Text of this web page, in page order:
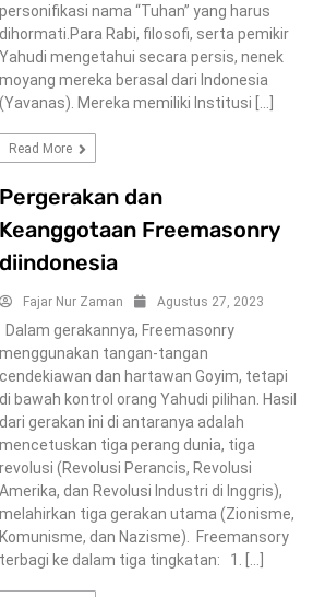
personifikasi nama “Tuhan” yang harus
Rabi, filosofi, serta pemikir
mengetahui secara persis, nenek
moyang mereka berasal dari Indonesia
(Yavanas). Mereka memiliki Institusi […]
Read More
Pergerakan dan
Keanggotaan Freemasonry
diindonesia
Fajar Nur Zaman Agustus 27, 2023
Dalam gerakannya, Freemasonry
menggunakan tangan-tangan
cendekiawan dan hartawan Goyim, tetapi
di bawah kontrol orang Yahudi pilihan. Hasil
dari gerakan ini di antaranya adalah
mencetuskan tiga perang dunia, tiga
revolusi (Revolusi Perancis, Revolusi
Amerika, dan Revolusi Industri di Inggris),
melahirkan tiga gerakan utama (Zionisme,
Komunisme, dan Nazisme). Freemansory
terbagi ke dalam tiga tingkatan: 1. […]